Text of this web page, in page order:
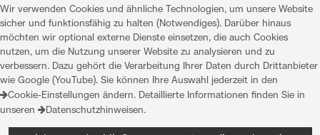
Wir verwenden Cookies und ähnliche Technologien, um unsere Website
sicher und funktionsfähig zu halten (Notwendiges). Darüber hinaus
möchten wir optional externe Dienste einsetzen, die auch Cookies
nutzen, um die Nutzung unserer Website zu analysieren und zu
verbessern. Dazu gehört die Verarbeitung Ihrer Daten durch Drittanbieter
wie Google (YouTube). Sie können Ihre Auswahl jederzeit in den
Cookie-Einstellungen ändern. Detaillierte Informationen finden Sie in
unseren
Datenschutzhinweisen.